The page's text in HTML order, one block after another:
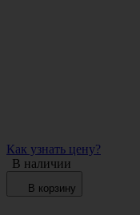
Как узнать цену?
В наличии
В корзину